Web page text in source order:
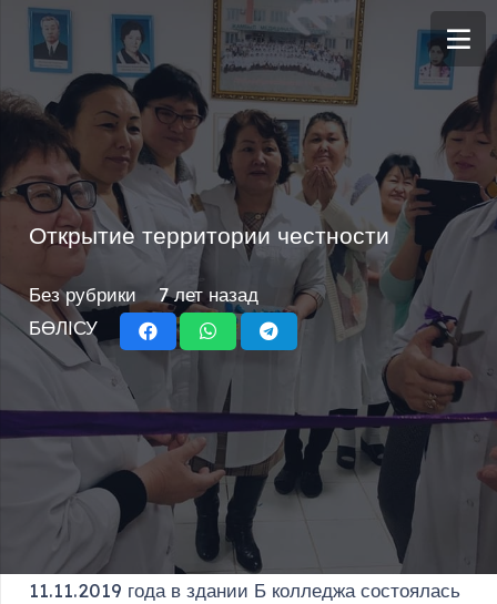
Открытие территории честности
Без рубрики
7 лет назад
БӨЛІСУ
11.11.2019 года в здании Б колледжа состоялась